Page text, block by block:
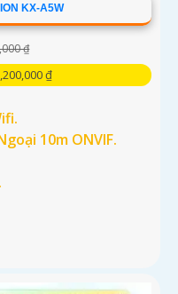
KX-A5W
₫
₫
10m ONVIF.